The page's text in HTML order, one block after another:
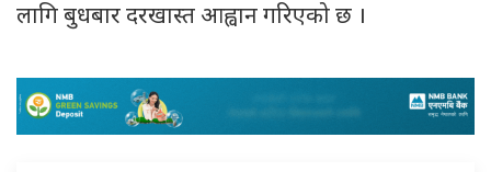
लागि बुधबार दरखास्त आह्वान गरिएको छ ।